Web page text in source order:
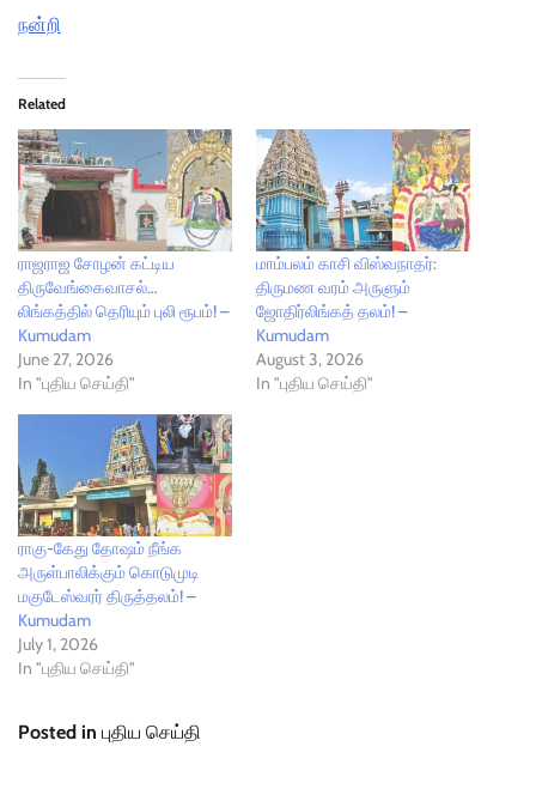
நன்றி
Related
ராஜராஜ சோழன் கட்டிய
திருவேங்கைவாசல்…
லிங்கத்தில் தெரியும் புலி ரூபம்! –
Kumudam
June 27, 2026
In "புதிய செய்தி"
மாம்பலம் காசி விஸ்வநாதர்:
திருமண வரம் அருளும்
ஜோதிர்லிங்கத் தலம்! –
Kumudam
August 3, 2026
In "புதிய செய்தி"
ராகு-கேது தோஷம் நீங்க
அருள்பாலிக்கும் கொடுமுடி
மகுடேஸ்வரர் திருத்தலம்! –
Kumudam
July 1, 2026
In "புதிய செய்தி"
Posted in புதிய செய்தி